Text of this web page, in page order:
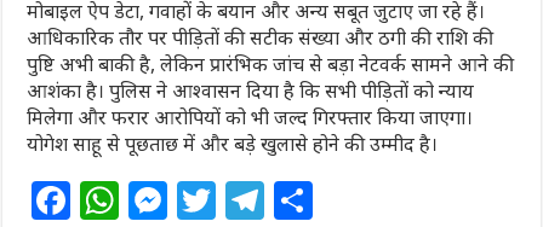
मोबाइल ऐप डेटा, गवाहों के बयान और अन्य सबूत जुटाए जा रहे हैं।
आधिकारिक तौर पर पीड़ितों की सटीक संख्या और ठगी की राशि की
पुष्टि अभी बाकी है, लेकिन प्रारंभिक जांच से बड़ा नेटवर्क सामने आने की
आशंका है। पुलिस ने आश्वासन दिया है कि सभी पीड़ितों को न्याय
मिलेगा और फरार आरोपियों को भी जल्द गिरफ्तार किया जाएगा।
योगेश साहू से पूछताछ में और बड़े खुलासे होने की उम्मीद है।
F W M T T